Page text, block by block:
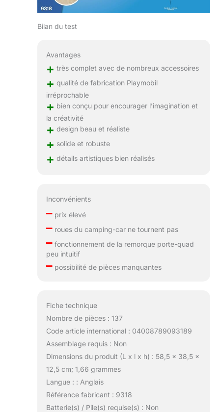
Bilan du test
Avantages
+ très complet avec de nombreux accessoires
+ qualité de fabrication Playmobil
irréprochable
+ bien conçu pour encourager l’imagination et
la créativité
+ design beau et réaliste
+ solide et robuste
+ détails artistiques bien réalisés
Inconvénients
–prix élevé
–roues du camping-car ne tournent pas
–fonctionnement de la remorque porte-quad
peu intuitif
–possibilité de pièces manquantes
Fiche technique
Nombre de pièces : 137
Code article international : 04008789093189
Assemblage requis : Non
Dimensions du produit (L x l x h) : 58,5 x 38,5 x
12,5 cm; 1,66 grammes
Langue : : Anglais
Référence fabricant : 9318
Batterie(s) / Pile(s) requise(s) : Non